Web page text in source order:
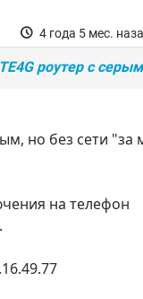
4 года 5 мес.
роутер с
но без сети
на телефон